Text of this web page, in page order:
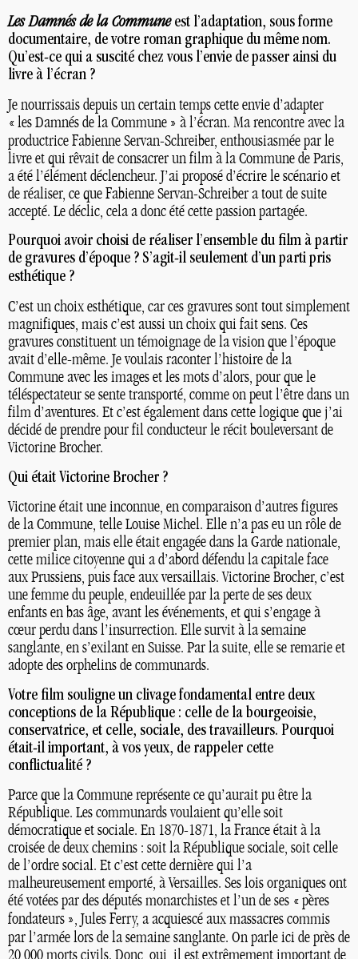
Les Damnés de la Communeest l’adaptation, sous forme
documentaire, de votre roman graphique du même nom.
Qu’est-ce qui a suscité chez vous l’envie de passer ainsi du
livre à l’écran ?
Je nourrissais depuis un certain temps cette envie d’adapter
«les Damnés de la Commune » à l’écran. Ma rencontre avec la
productrice Fabienne Servan-Schreiber, enthousiasmée par le
livre et qui rêvait de consacrer un film à la Commune de Paris,
a été l’élément déclencheur. J’ai proposé d’écrire le scénario et
de réaliser, ce que Fabienne Servan-Schreiber a tout de suite
accepté. Le déclic, cela a donc été cette passion partagée.
Pourquoi avoir choisi de réaliser l’ensemble du film à partir
de gravures d’époque ? S’agit-il seulement d’un parti pris
esthétique ?
C’est un choix esthétique, car ces gravures sont tout simplement
magnifiques, mais c’est aussi un choix qui fait sens. Ces
gravures constituent un témoignage de la vision que l’époque
avait d’elle-même. Je voulais raconter l’histoire de la
Commune avec les images et les mots d’alors, pour que le
téléspectateur se sente transporté, comme on peut l’être dans un
film d’aventures. Et c’est également dans cette logique que j’ai
décidé de prendre pour fil conducteur le récit bouleversant de
Victorine Brocher.
Qui était Victorine Brocher ?
Victorine était une inconnue, en comparaison d’autres figures
de la Commune, telle Louise Michel. Elle n’a pas eu un rôle de
premier plan, mais elle était engagée dans la Garde nationale,
cette milice citoyenne qui a d’abord défendu la capitale face
aux Prussiens, puis face aux versaillais. Victorine Brocher, c’est
une femme du peuple, endeuillée par la perte de ses deux
enfants en bas âge, avant les événements, et qui s’engage à
cœur perdu dans l’insurrection. Elle survit à la semaine
sanglante, en s’exilant en Suisse. Par la suite, elle se remarie et
adopte des orphelins de communards.
Votre film souligne un clivage fondamental entre deux
conceptions de la République : celle de la bourgeoisie,
conservatrice, et celle, sociale, des travailleurs. Pourquoi
était-il important, à vos yeux, de rappeler cette
conflictualité ?
Parce que la Commune représente ce qu’aurait pu être la
République. Les communards voulaient qu’elle soit
démocratique et sociale. En 1870-1871, la France était à la
croisée de deux chemins : soit la République sociale, soit celle
de l’ordre social. Et c’est cette dernière qui l’a
malheureusement emporté, à Versailles. Ses lois organiques ont
été votées par des députés monarchistes et l’un de ses «pères
fondateurs », Jules Ferry, a acquiescé aux massacres commis
par l’armée lors de la semaine sanglante. On parle ici de près de